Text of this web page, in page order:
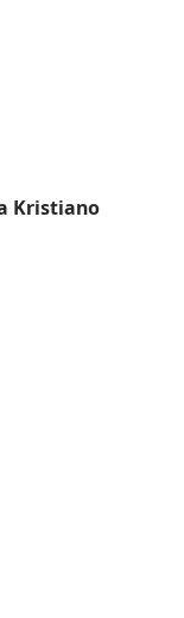
Kristiano